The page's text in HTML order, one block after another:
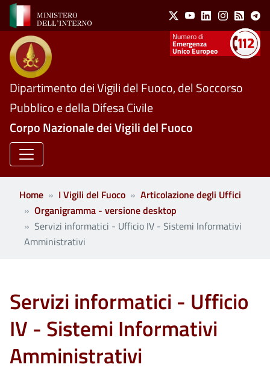
Salta al contenuto principale Social Menu
X YoutubeLinkedinInstagram
Feed
Numeri utili
Emergenza
Unico Europeo
Dipartimento dei Vigili del Fuoco, del Soccorso
Pubblico e della Difesa Civile
Corpo Nazionale dei Vigili del Fuoco
Home I Vigili del Fuoco
Articolazione degli Uffici
Organigramma - versione desktop
Servizi informatici - Ufficio IV - Sistemi Informativi
Amministrativi
Servizi informatici - Ufficio
IV - Sistemi Informativi
Amministrativi